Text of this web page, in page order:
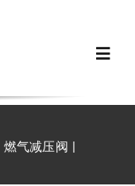
燃气减压阀